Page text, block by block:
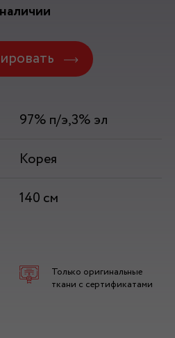
97% п/э,3% эл
Корея
140 см
Только оригинальные
ткани с сертификатами